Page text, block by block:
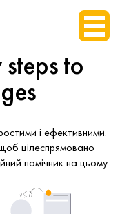
to
і ефективними.
цілеспрямовано
помічник на цьому